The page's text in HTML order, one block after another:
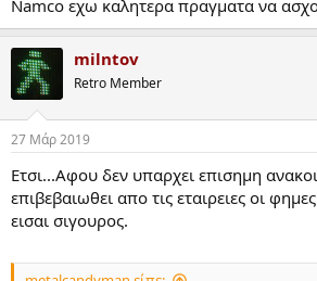
Namco εχω καλητερα πραγματα να
milntov
Retro Member
27 Μάρ 2019
Ετσι...Αφου δεν υπαρχει επισημη
επιβεβαιωθει απο τις εταιρειες οι
εισαι σιγουρος.